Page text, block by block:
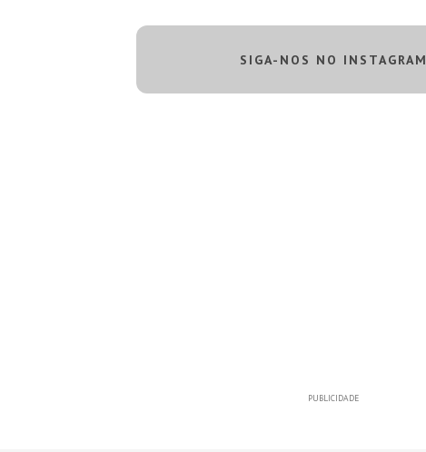
SIGA-NOS NO INSTAGRAM
PUBLICIDADE